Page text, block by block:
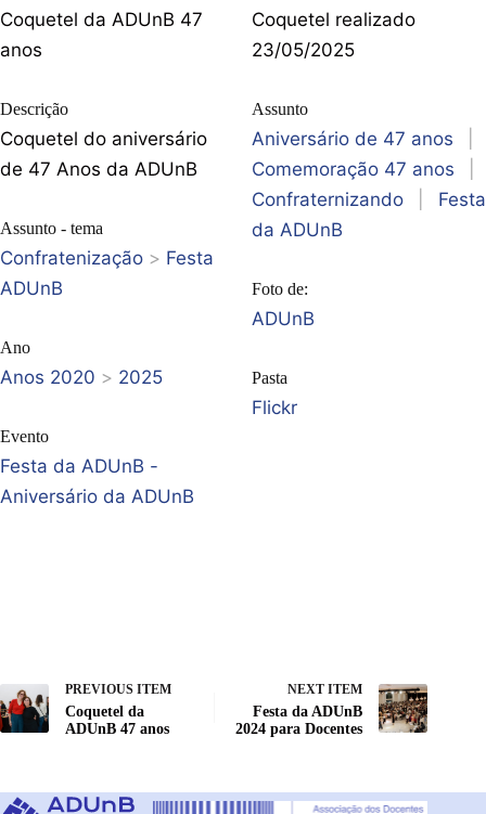
Coquetel da ADUnB 47
anos
Descrição
Coquetel do aniversário
de 47 Anos da ADUnB
Assunto - tema
Confratenização > Festa
ADUnB
Ano
Anos 2020 > 2025
Evento
Festa da ADUnB -
Aniversário da ADUnB
Coquetel realizado
23/05/2025
Assunto
Aniversário de 47 anos
Comemoração 47 anos
Confraternizando
Festa
da ADUnB
Foto de:
ADUnB
Pasta
Flickr
PREVIOUS ITEM
Coquetel da
ADUnB 47 anos
NEXT ITEM
Festa da ADUnB
2024 para Docentes